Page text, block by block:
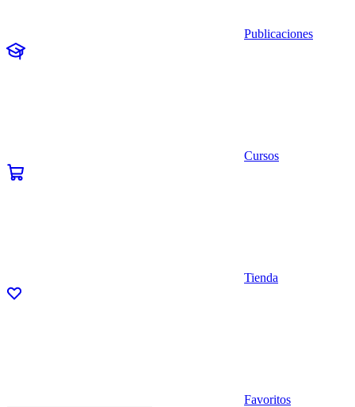
Publicaciones
Cursos
Tienda
Favoritos